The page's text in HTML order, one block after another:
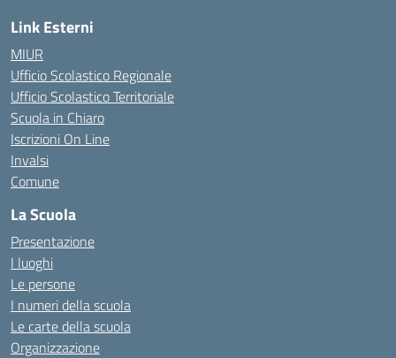
Link Esterni
MIUR
Ufficio Scolastico Regionale
Ufficio Scolastico Territoriale
Scuola in Chiaro
Iscrizioni On Line
Invalsi
Comune
La Scuola
Presentazione
I luoghi
Le persone
I numeri della scuola
Le carte della scuola
Organizzazione